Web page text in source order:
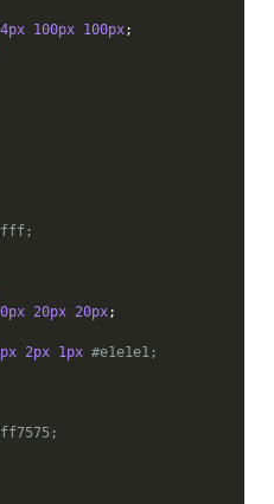
4px 100px 100px;
0px 20px 20px;
2px 1px #e1e1e1;